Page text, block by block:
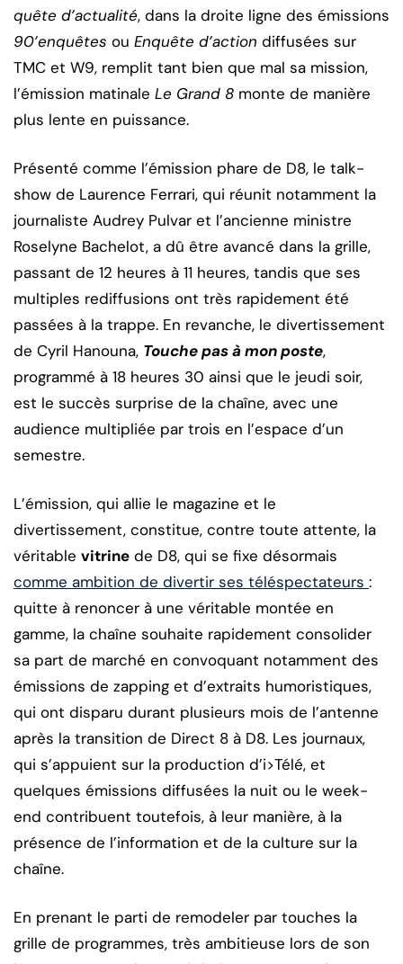
quête d’actualité, dans la droite ligne des émissions
90’enquêtes ou Enquête d’action diffusées sur
TMC et W9, remplit tant bien que mal sa mission,
l’émission matinale Le Grand 8 monte de manière
plus lente en puissance.
Présenté comme l’émission phare de D8, le talk-
show de Laurence Ferrari, qui réunit notamment la
journaliste Audrey Pulvar et l’ancienne ministre
Roselyne Bachelot, a dû être avancé dans la grille,
passant de 12 heures à 11 heures, tandis que ses
multiples rediffusions ont très rapidement été
passées à la trappe. En revanche, le divertissement
de Cyril Hanouna, Touche pas à mon poste,
programmé à 18 heures 30 ainsi que le jeudi soir,
est le succès surprise de la chaîne, avec une
audience multipliée par trois en l’espace d’un
semestre.
L’émission, qui allie le magazine et le
divertissement, constitue, contre toute attente, la
véritable vitrine de D8, qui se fixe désormais
comme ambition de divertir ses téléspectateurs :
quitte à renoncer à une véritable montée en
gamme, la chaîne souhaite rapidement consolider
sa part de marché en convoquant notamment des
émissions de zapping et d’extraits humoristiques,
qui ont disparu durant plusieurs mois de l’antenne
après la transition de Direct 8 à D8. Les journaux,
qui s’appuient sur la production d’i>Télé, et
quelques émissions diffusées la nuit ou le week-
end contribuent toutefois, à leur manière, à la
présence de l’information et de la culture sur la
chaîne.
En prenant le parti de remodeler par touches la
grille de programmes, très ambitieuse lors de son